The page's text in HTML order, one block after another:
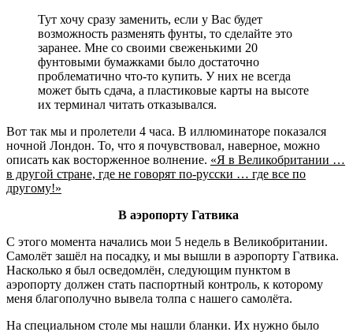
Тут хочу сразу заменить, если у Вас будет
возможность разменять фунты, то сделайте это
заранее. Мне со своими свеженькими 20
фунтовыми бумажками было достаточно
проблематично что-то купить. У них не всегда
может быть сдача, а пластиковые карты на высоте
их терминал читать отказывался.
Вот так мы и пролетели 4 часа. В иллюминаторе показался
ночной Лондон. То, что я почувствовал, наверное, можно
описать как восторженное волнение. «Я в Великобритании …
в другой стране, где не говорят по-русски … где все по
другому!»
В аэропорту Гатвика
С этого момента начались мои 5 недель в Великобритании.
Самолёт зашёл на посадку, и мы вышли в аэропорту Гатвика.
Насколько я был осведомлён, следующим пунктом в
аэропорту должен стать паспортный контроль, к которому
меня благополучно вывела толпа с нашего самолёта.
На специальном столе мы нашли бланки. Их нужно было